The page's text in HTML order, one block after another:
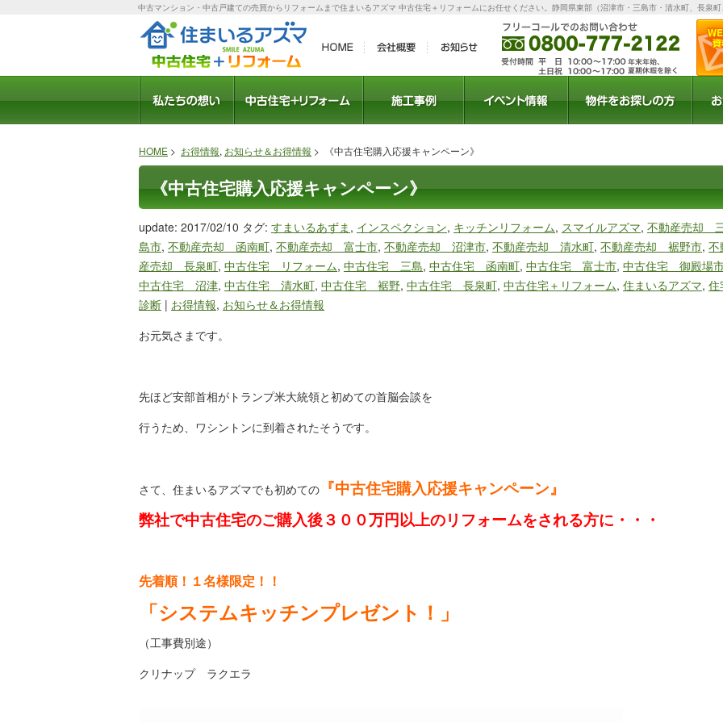
中古マンション・中古戸建ての売買からリフォームまで住まいるアズマ 中古住宅＋リフォームにお任せください。静岡県東部（沼津市・三島市・清水町、長泉
HOME > お得情報, お知らせ＆お得情報 > 《中古住宅購入応援キャンペーン》
《中古住宅購入応援キャンペーン》
update: 2017/02/10 タグ: すまいるあずま , インスペクション, キッチンリフォーム, スマイルアズマ, 不動産売却
島市, 不動産売却 函南町, 不動産売却 富士市, 不動産売却 沼津市, 不動産売却 清水町, 不動産売却 裾野市, 不
産売却 長泉町, 中古住宅 リフォーム, 中古住宅 三島, 中古住宅 函南町, 中古住宅 富士市, 中古住宅 御殿場
中古住宅 沼津, 中古住宅 清水町, 中古住宅 裾野, 中古住宅 長泉町, 中古住宅＋リフォーム, 住まいるアズマ, 住
診断 | お得情報, お知らせ＆お得情報
お元気さまです。
先ほど安部首相がトランプ米大統領と初めての首脳会談を
行うため、ワシントンに到着されたそうです。
さて、住まいるアズマでも初めての 『中古住宅購入応援キャンペーン』
弊社で中古住宅のご購入後３００万円以上のリフォームをされる方に・・・
先着順！１名様限定！！
「システムキッチンプレゼント！」
（工事費別途）
クリナップ ラクエラ